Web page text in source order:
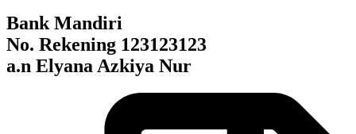
Bank Mandiri
No. Rekening 123123123
a.n Elyana Azkiya Nur